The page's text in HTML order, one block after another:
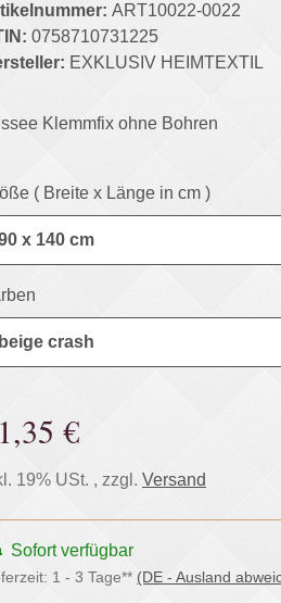
ART10022-0022
0758710731225
EXKLUSIV HEIMTEXTIL
Klemmfix ohne Bohren
( Breite x Länge in cm )
x 140 cm
beige crash
€
19% USt. , zzgl. Versand
Sofort verfügbar
1 - 3 Tage** (DE - Ausland